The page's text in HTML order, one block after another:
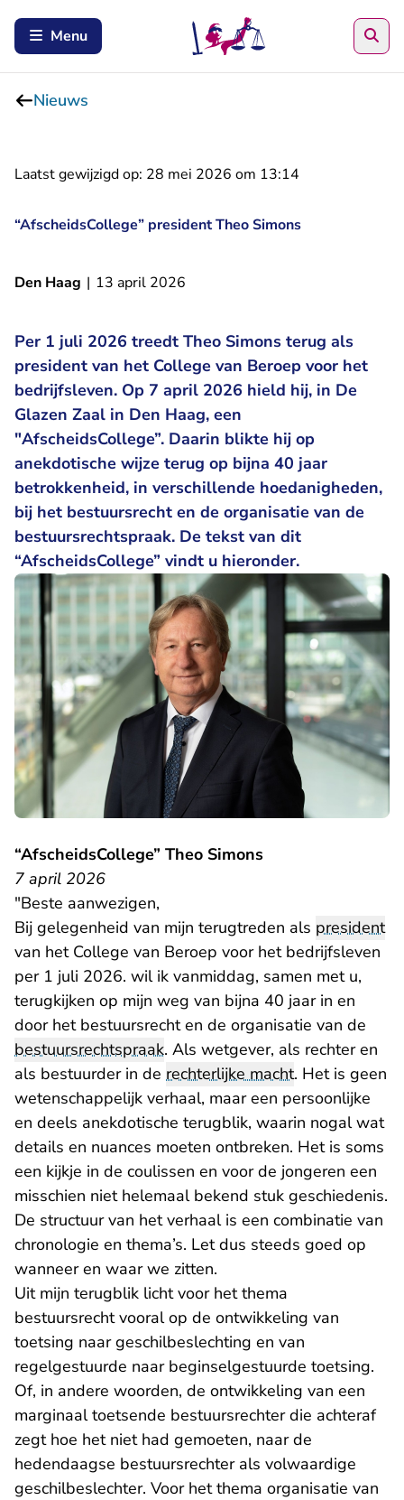
Menu
Nieuws
Laatst gewijzigd op: 28 mei 2026 om 13:14
“AfscheidsCollege” president Theo Simons
Den Haag | 13 april 2026
Per 1 juli 2026 treedt Theo Simons terug als
president van het College van Beroep voor het
bedrijfsleven. Op 7 april 2026 hield hij, in De
Glazen Zaal in Den Haag, een
"AfscheidsCollege”. Daarin blikte hij op
anekdotische wijze terug op bijna 40 jaar
betrokkenheid, in verschillende hoedanigheden,
bij het bestuursrecht en de organisatie van de
bestuursrechtspraak. De tekst van dit
“AfscheidsCollege” vindt u hieronder.
“AfscheidsCollege” Theo Simons
7 april 2026
"Beste aanwezigen,
Bij gelegenheid van mijn terugtreden als president
van het College van Beroep voor het bedrijfsleven
per 1 juli 2026. wil ik vanmiddag, samen met u,
terugkijken op mijn weg van bijna 40 jaar in en
door het bestuursrecht en de organisatie van de
bestuursrechtspraak. Als wetgever, als rechter en
als bestuurder in de rechterlijke macht. Het is geen
wetenschappelijk verhaal, maar een persoonlijke
en deels anekdotische terugblik, waarin nogal wat
details en nuances moeten ontbreken. Het is soms
een kijkje in de coulissen en voor de jongeren een
misschien niet helemaal bekend stuk geschiedenis.
De structuur van het verhaal is een combinatie van
chronologie en thema’s. Let dus steeds goed op
wanneer en waar we zitten.
Uit mijn terugblik licht voor het thema
bestuursrecht vooral op de ontwikkeling van
toetsing naar geschilbeslechting en van
regelgestuurde naar beginselgestuurde toetsing.
Of, in andere woorden, de ontwikkeling van een
marginaal toetsende bestuursrechter die achteraf
zegt hoe het niet had gemoeten, naar de
hedendaagse bestuursrechter als volwaardige
geschilbeslechter. Voor het thema organisatie van